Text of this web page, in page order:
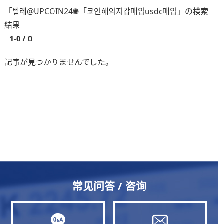
「텔레@UPCOIN24✺「코인해외지갑매입usdc매입」の検索
結果
1-0 / 0
記事が見つかりませんでした。
常见问答 / 咨询